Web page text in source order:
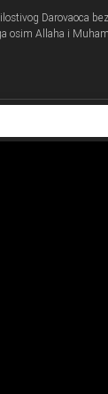
Darovaoca
osim Allaha i